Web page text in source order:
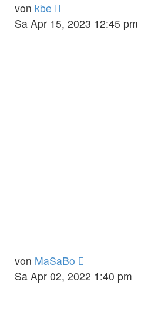
von kbe
Sa Apr 15, 2023 12:45 pm
von MaSaBo
Sa Apr 02, 2022 1:40 pm